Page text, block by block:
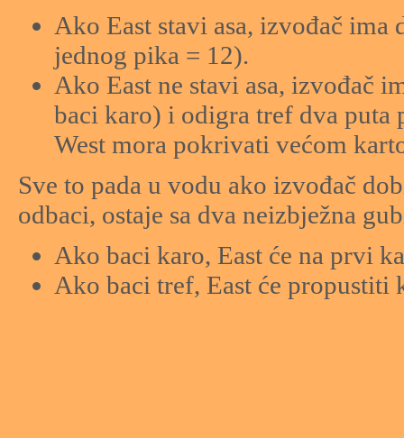
Ako East stavi asa, izvođač ima
jednog pika = 12).
Ako East ne stavi asa, izvođač
baci karo) i odigra tref dva puta
West mora pokrivati većom
Sve to pada u vodu ako izvođač
odbaci, ostaje sa dva neizbježna
Ako baci karo, East će na prvi
Ako baci tref, East će